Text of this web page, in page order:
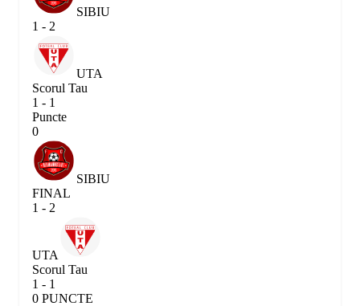
SIBIU
1 - 2
UTA
Scorul Tau
1 - 1
Puncte
0
SIBIU
FINAL
1 - 2
UTA
Scorul Tau
1 - 1
0 PUNCTE